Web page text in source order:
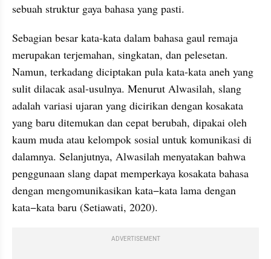
sebuah struktur gaya bahasa yang pasti.
Sebagian besar kata-kata dalam bahasa gaul remaja
merupakan terjemahan, singkatan, dan pelesetan.
Namun, terkadang diciptakan pula kata-kata aneh yang
sulit dilacak asal-usulnya. Menurut Alwasilah, slang
adalah variasi ujaran yang dicirikan dengan kosakata
yang baru ditemukan dan cepat berubah, dipakai oleh
kaum muda atau kelompok sosial untuk komunikasi di
dalamnya. Selanjutnya, Alwasilah menyatakan bahwa
penggunaan slang dapat memperkaya kosakata bahasa
dengan mengomunikasikan kata−kata
kata−kata baru (Setiawati, 2020).
ADVERTISEMENT